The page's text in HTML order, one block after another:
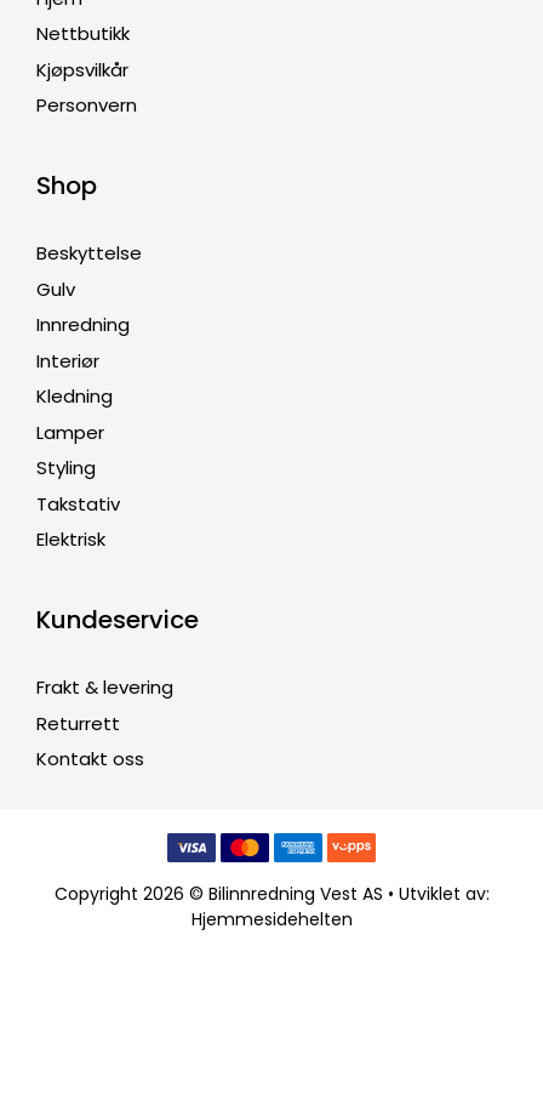
Nettbutikk
Kjøpsvilkår
Personvern
Shop
Beskyttelse
Gulv
Innredning
Interiør
Kledning
Lamper
Styling
Takstativ
Elektrisk
Kundeservice
Frakt & levering
Returrett
Kontakt oss
Copyright 2026 © Bilinnredning Vest AS • Utviklet av:
Hjemmesidehelten